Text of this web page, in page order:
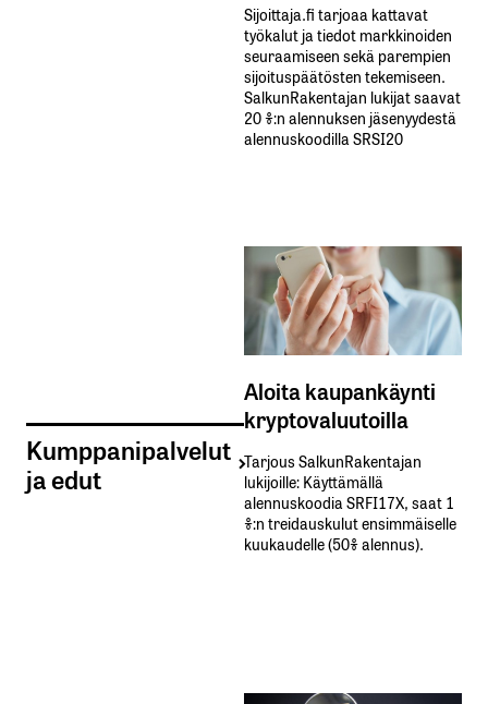
Kumppanipalvelut
ja edut
Sijoittaja.fi tarjoaa kattavat
työkalut ja tiedot markkinoiden
seuraamiseen sekä parempien
sijoituspäätösten tekemiseen.
SalkunRakentajan lukijat saavat
20 %:n alennuksen jäsenyydestä
alennuskoodilla SRSI20
Aloita kaupankäynti
kryptovaluutoilla
Tarjous SalkunRakentajan
lukijoille: Käyttämällä​ ​
alennuskoodia​ ​SRFI17X,​ ​saat​ ​1
%:n treidauskulut​ ​ensimmäiselle​ ​
kuukaudelle​ ​(50%​ ​alennus).